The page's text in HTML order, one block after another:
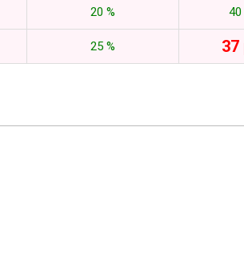
20 % 40
25 % 37